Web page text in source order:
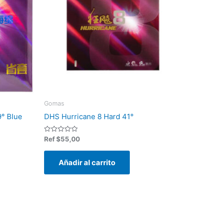
Blue
Gomas
DHS Hurricane 8 Hard 41°
Valorado
0
Ref$55,00
Añadir al carrito